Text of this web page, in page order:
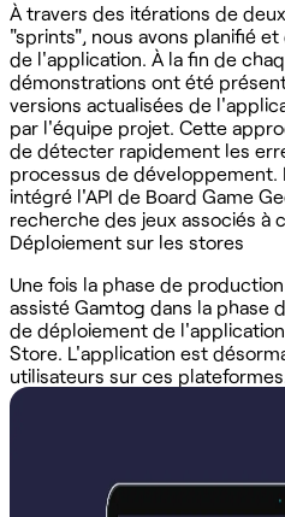
À travers des itérations de
"sprints", nous avons planifié
de l'application. À la fin de
démonstrations ont été
versions actualisées de
par l'équipe projet. Cette
de détecter rapidement les
processus de développement.
intégré l'API de Board Game
recherche des jeux associés à
Déploiement sur les stores
Une fois la phase de
assisté Gamtog dans la phase
de déploiement de
Store. L'application est
utilisateurs sur ces